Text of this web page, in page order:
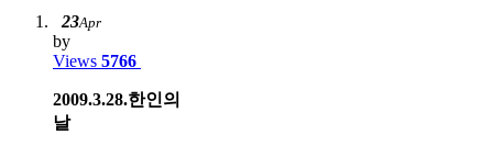
23Apr
by
Views 5766
2009.3.28.한인의
날